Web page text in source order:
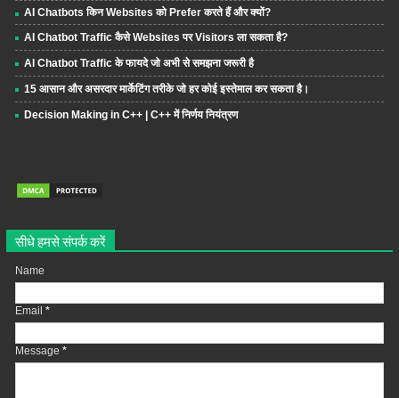
AI Chatbots किन Websites को Prefer करते हैं और क्यों?
AI Chatbot Traffic कैसे Websites पर Visitors ला सकता है?
AI Chatbot Traffic के फायदे जो अभी से समझना जरूरी है
15 आसान और असरदार मार्केटिंग तरीके जो हर कोई इस्तेमाल कर सकता है।
Decision Making in C++ | C++ में निर्णय नियंत्रण
सीधे हमसे संपर्क करें
Name
Email *
Message *